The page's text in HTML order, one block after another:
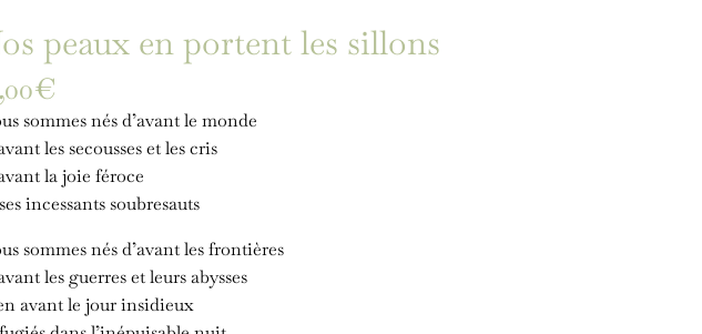
peaux en portent les sillons
€
sommes nés d’avant le monde
les secousses et les cris
la joie féroce
incessants soubresauts
sommes nés d’avant les frontières
les guerres et leurs abysses
avant le jour insidieux